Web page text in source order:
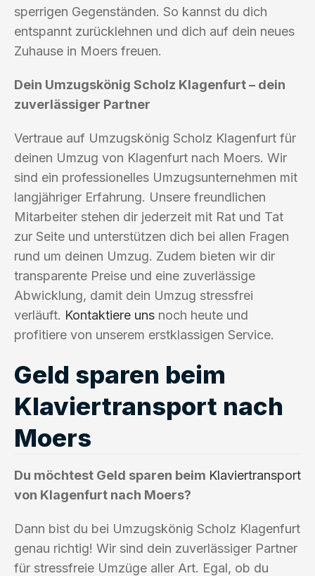
sperrigen Gegenständen. So kannst du dich
entspannt zurücklehnen und dich auf dein neues
Zuhause in Moers freuen.
Dein Umzugskönig Scholz Klagenfurt – dein
zuverlässiger Partner
Vertraue auf Umzugskönig Scholz Klagenfurt für
deinen Umzug von Klagenfurt nach Moers. Wir
sind ein professionelles Umzugsunternehmen mit
langjähriger Erfahrung. Unsere freundlichen
Mitarbeiter stehen dir jederzeit mit Rat und Tat
zur Seite und unterstützen dich bei allen Fragen
rund um deinen Umzug. Zudem bieten wir dir
transparente Preise und eine zuverlässige
Abwicklung, damit dein Umzug stressfrei
verläuft. Kontaktiere uns noch heute und
profitiere von unserem erstklassigen Service.
Geld sparen beim
Klaviertransport nach
Moers
Du möchtest Geld sparen beim Klaviertransport
von Klagenfurt nach Moers?
Dann bist du bei Umzugskönig Scholz Klagenfurt
genau richtig! Wir sind dein zuverlässiger Partner
für stressfreie Umzüge aller Art. Egal, ob du